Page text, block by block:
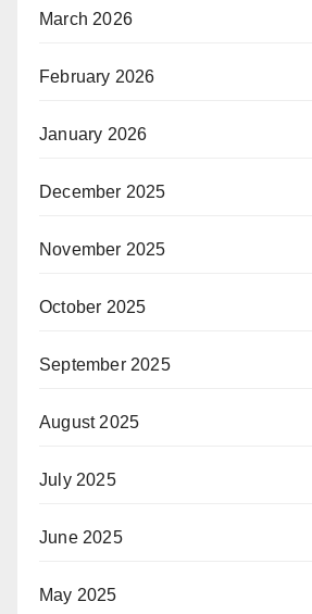
March 2026
February 2026
January 2026
December 2025
November 2025
October 2025
September 2025
August 2025
July 2025
June 2025
May 2025